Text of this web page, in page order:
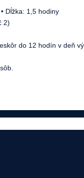
Dĺžka: 1,5 hodiny
2)
do 12 hodín v deň